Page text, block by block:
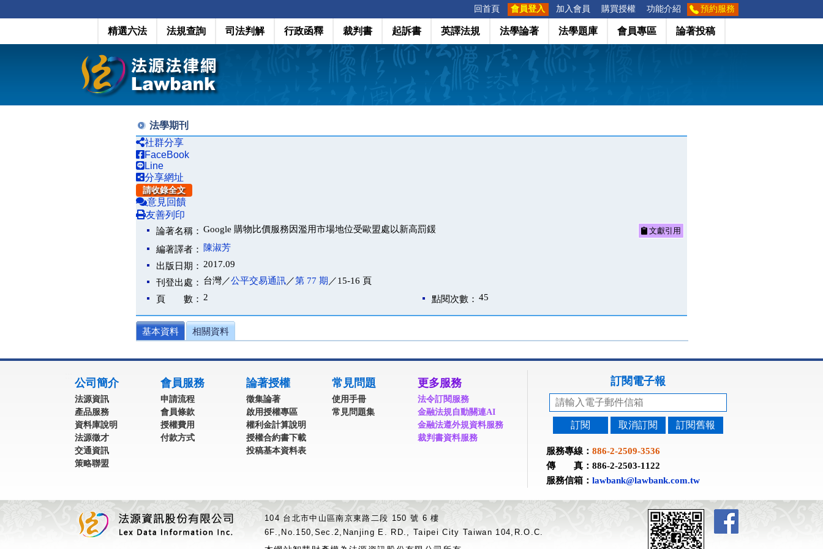
回首頁 會員登入 加入會員 購買授權 功能介紹 預約服務
精選六法 法規查詢 司法判解 行政函釋 裁判書 起訴書 英譯法規 法學論著 法學題庫 會員專區 論著投稿
法學期刊
社群分享
FaceBook
Line
分享網址
請收錄全文
意見回饋
友善列印
論著名稱： Google 購物比價服務因濫用市場地位受歐盟處以新高罰鍰 文獻引用
編著譯者：
陳淑芳
出版日期： 2017.09
刊登出處： 台灣／公平交易通訊／第 77 期 ／15-16 頁
頁 數： 2 點閱次數： 45
基本資料 相關資料
公司簡介
法源資訊
產品服務
資料庫說明
法源徵才
交通資訊
策略聯盟
會員服務
申請流程
會員條款
授權費用
付款方式
論著授權
徵集論著
啟用授權專區
權利金計算說明
授權合約書下載
投稿基本資料表
常見問題
使用手冊
常見問題集
更多服務
法令訂閱服務
金融法規自動關連AI
金融法遵外規資料服務
裁判書資料服務
訂閱電子報
訂閱 取消訂閱 訂閱舊報
服務專線： 886-2-2509-3536
傳 真：886-2-2503-1122
服務信箱： lawbank@lawbank.com.tw
104 台北市中山區南京東路二段 150 號 6 樓
6F.,No.150,Sec.2,Nanjing E. RD., Taipei City Taiwan 104,R.O.C.